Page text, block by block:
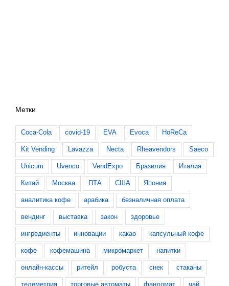
Метки
Coca-Cola covid-19 EVA Evoca HoReCa
Kit Vending Lavazza Necta Rheavendors Saeco
Unicum Uvenco VendExpo Бразилия Италия
Китай Москва ПТА США Япония
аналитика кофе арабика безналичная оплата
вендинг выставка закон здоровье
ингредиенты инновации какао капсульный кофе
кофе кофемашина микромаркет напитки
онлайн-кассы ритейл робуста снек стаканы
телеметрия торговые автоматы фандомат чай